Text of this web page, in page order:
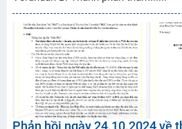
Phản hồi ngày 24.10.2024 về